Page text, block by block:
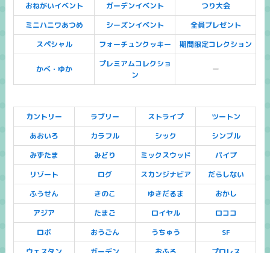
おねがいイベント ガーデンイベント
つり大会
ミニハニワあつめ
シーズンイベント
全員プレゼント
スペシャル
フォーチュンクッキー 期間限定コレクション
かべ・ゆか
プレミアムコレクショ
ン
ー
カントリー ラブリー ストライプ
ツートン
あおいろ
カラフル シック
シンプル
みずたま
みどり ミックスウッド
パイプ
リゾート
ログ スカンジナビア
だらしない
ふうせん
きのこ ゆきだるま
おかし
アジア
たまご ロイヤル
ロココ
ロボ
おうごん うちゅう
SF